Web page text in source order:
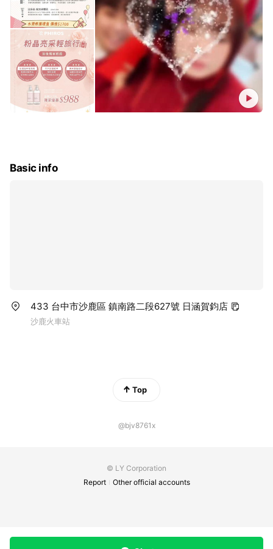
Basic info
433 台中市沙鹿區 鎮南路二段627號 日涵賀鈞店
沙鹿火車站
Top
@bjv8761x
© LY Corporation
Report
Other official accounts